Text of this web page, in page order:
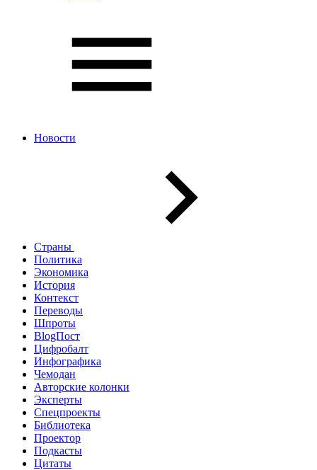
Новости
Страны
Политика
Экономика
История
Контекст
Переводы
Шпроты
BlogПост
Цифробалт
Инфографика
Чемодан
Авторские колонки
Эксперты
Спецпроекты
Библиотека
Проектор
Подкасты
Цитаты